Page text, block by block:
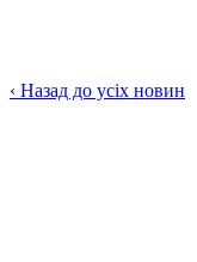
‹ Назад до усіх новин